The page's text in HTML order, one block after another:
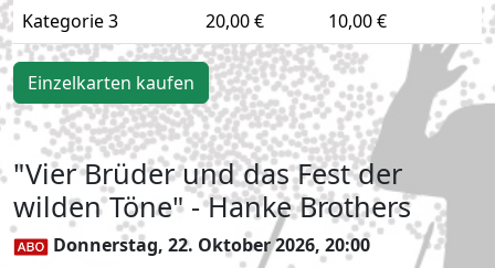
Kategorie 3
20,00 € 10,00 €
Einzelkarten kaufen
"Vier Brüder und das Fest der
wilden Töne" - Hanke Brothers
Donnerstag, 22. Oktober 2026, 20:00